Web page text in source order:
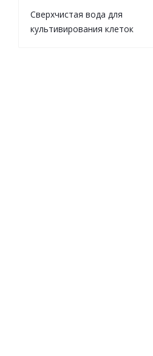
Сверхчистая вода для
культивирования клеток